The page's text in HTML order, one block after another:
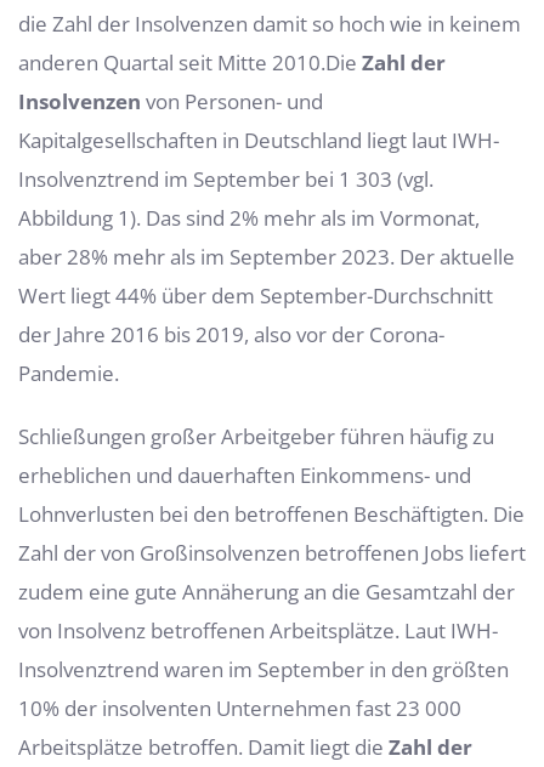
die Zahl der Insolvenzen damit so hoch wie in keinem
anderen Quartal seit Mitte 2010.Die Zahl der
Insolvenzen von Personen- und
Kapitalgesellschaften in Deutschland liegt laut IWH-
Insolvenztrend im September bei 1 303 (vgl.
Abbildung 1). Das sind 2% mehr als im Vormonat,
aber 28% mehr als im September 2023. Der aktuelle
Wert liegt 44% über dem September-Durchschnitt
der Jahre 2016 bis 2019, also vor der Corona-
Pandemie.
Schließungen großer Arbeitgeber führen häufig zu
erheblichen und dauerhaften Einkommens- und
Lohnverlusten bei den betroffenen Beschäftigten. Die
Zahl der von Großinsolvenzen betroffenen Jobs liefert
zudem eine gute Annäherung an die Gesamtzahl der
von Insolvenz betroffenen Arbeitsplätze. Laut IWH-
Insolvenztrend waren im September in den größten
10% der insolventen Unternehmen fast 23 000
Arbeitsplätze betroffen. Damit liegt die Zahl der